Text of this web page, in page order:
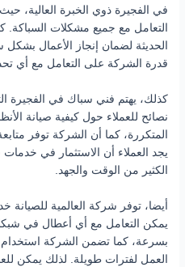
في الفجيرة ذوي الخبرة العالية،
التعامل مع جميع مشكلات السباكة.
الحديثة لضمان إنجاز الأعمال
قدرة الشركة على التعامل مع أي
كذلك، يهتم فني سباك في الفجيرة
نصائح للعملاء حول كيفية صيانة
المتكررة، كما أن الشركة توفر
يجد العملاء أن الاستثمار في خدمات
الكثير من الوقت والجهد.
أيضا، توفر شركة العالمية للصيانة
يمكن التعامل مع أي أعطال في
بسرعة، كما تضمن الشركة استخدام
العمل لفترات طويلة. لذلك يمكن